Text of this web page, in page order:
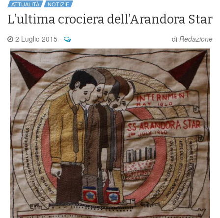
ATTUALITÀ NOTIZIE
L’ultima crociera dell’Arandora Star
2 Luglio 2015 - di Redazione